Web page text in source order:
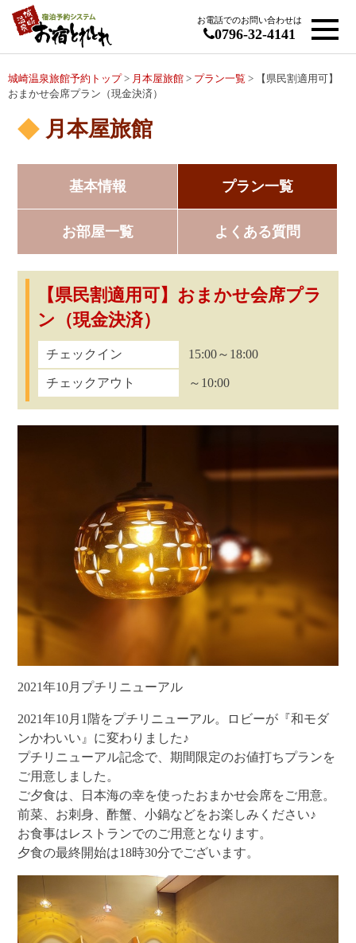
お電話でのお問い合わせは
0796-32-4141
城崎温泉旅館予約トップ > 月本屋旅館 > プラン一覧 > 【県民割適用可】
おまかせ会席プラン（現金決済）
月本屋旅館
基本情報 プラン一覧
お部屋一覧 よくある質問
【県民割適用可】おまかせ会席プラ
ン（現金決済）
チェックイン 15:00～18:00
チェックアウト ～10:00
2021年10月プチリニューアル
2021年10月1階をプチリニューアル。ロビーが『和モダ
ンかわいい』に変わりました♪
プチリニューアル記念で、期間限定のお値打ちプランを
ご用意しました。
ご夕食は、日本海の幸を使ったおまかせ会席をご用意。
前菜、お刺身、酢蟹、小鍋などをお楽しみください♪
お食事はレストランでのご用意となります。
夕食の最終開始は18時30分でございます。